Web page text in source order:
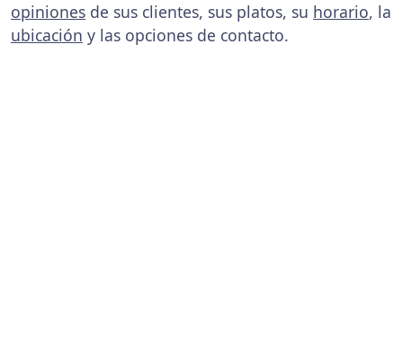
opiniones de sus clientes, sus platos, su horario, la
ubicación y las opciones de contacto.